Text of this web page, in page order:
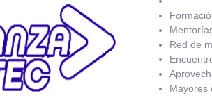
Red de
Mayores